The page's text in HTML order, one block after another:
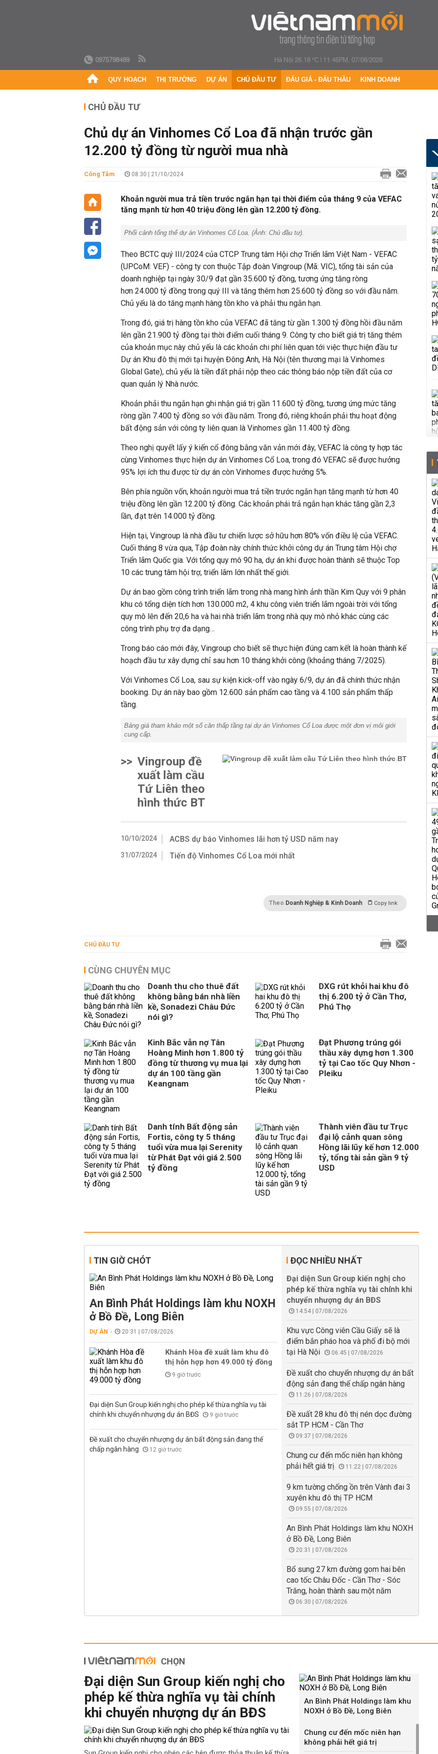
0975798489 Hà Nội 26.18 °C| 11:46PM, 07/08/2026
QUY HOẠCH THỊ TRƯỜNG DỰ ÁN CHỦ ĐẦU TƯ ĐẤU GIÁ - ĐẤU THẦU KINH DOANH
CHỦ ĐẦU TƯ
Chủ dự án Vinhomes Cổ Loa đã nhận trước gần
12.200 tỷ đồng từ người mua nhà
Công Tâm 08:30 | 21/10/2024
Khoản người mua trả tiền trước ngắn hạn tại thời điểm của tháng 9 của VEFAC
tăng mạnh từ hơn 40 triệu đồng lên gần 12.200 tỷ đồng.
Phối cảnh tổng thể dự án Vinhomes Cổ Loa. (Ảnh: Chủ đầu tư).
Theo BCTC quý III/2024 của CTCP Trung tâm Hội chợ Triển lãm Việt Nam - VEFAC
(UPCoM: VEF) - công ty con thuộc Tập đoàn Vingroup (Mã: VIC), tổng tài sản của
doanh nghiệp tại ngày 30/9 đạt gần 35.600 tỷ đồng, tương ứng tăng ròng
hơn 24.000 tỷ đồng trong quý III và tăng thêm hơn 25.600 tỷ đồng so với đầu năm.
Chủ yếu là do tăng mạnh hàng tồn kho và phải thu ngắn hạn.
Trong đó, giá trị hàng tồn kho của VEFAC đã tăng từ gần 1.300 tỷ đồng hồi đầu năm
lên gần 21.900 tỷ đồng tại thời điểm cuối tháng 9. Công ty cho biết giá trị tăng thêm
của khoản mục này chủ yếu là các khoản chi phí liên quan tới việc thực hiện đầu tư
Dự án Khu đô thị mới tại huyện Đông Anh, Hà Nội (tên thương mại là Vinhomes
Global Gate), chủ yếu là tiền đất phải nộp theo các thông báo nộp tiền đất của cơ
quan quản lý Nhà nước.
Khoản phải thu ngắn hạn ghi nhận giá trị gần 11.600 tỷ đồng, tương ứng mức tăng
ròng gần 7.400 tỷ đồng so với đầu năm. Trong đó, riêng khoản phải thu hoạt động
bất động sản với công ty liên quan là Vinhomes gần 11.400 tỷ đồng.
Theo nghị quyết lấy ý kiến cổ đông bằng văn vản mới đây, VEFAC là công ty hợp tác
cùng Vinhomes thực hiện dự án Vinhomes Cổ Loa, trong đó VEFAC sẽ được hưởng
95% lợi ích thu được từ dự án còn Vinhomes được hưởng 5%.
Bên phía nguồn vốn, khoản người mua trả tiền trước ngắn hạn tăng mạnh từ hơn 40
triệu đồng lên gần 12.200 tỷ đồng. Các khoản phái trả ngắn hạn khác tăng gần 2,3
lần, đạt trên 14.000 tỷ đồng.
Hiện tại, Vingroup là nhà đầu tư chiến lược sở hữu hơn 80% vốn điều lệ của VEFAC.
Cuối tháng 8 vừa qua, Tập đoàn này chính thức khởi công dự án Trung tâm Hội chợ
Triển lãm Quốc gia. Với tổng quy mô 90 ha, dự án khi được hoàn thành sẽ thuộc Top
10 các trung tâm hội trợ, triển lãm lớn nhất thế giới.
Dự án bao gồm công trình triển lãm trong nhà mang hình ảnh thần Kim Quy với 9 phân
khu có tổng diện tích hơn 130.000 m2, 4 khu công viên triển lãm ngoài trời với tổng
quy mô lên đến 20,6 ha và hai nhà triển lãm trong nhà quy mô nhỏ khác cùng các
công trình phụ trợ đa dạng…
Trong báo cáo mới đây, Vingroup cho biết sẽ thực hiện đúng cam kết là hoàn thành kế
hoạch đầu tư xây dựng chỉ sau hơn 10 tháng khởi công (khoảng tháng 7/2025).
Với Vinhomes Cổ Loa, sau sự kiện kick-off vào ngày 6/9, dự án đã chính thức nhận
booking. Dự án này bao gồm 12.600 sản phẩm cao tầng và 4.100 sản phẩm thấp
tầng.
Bảng giá tham khảo một số căn thấp tầng tại dự án Vinhomes Cổ Loa được một đơn vị môi giới
cung cấp.
>> Vingroup đề
xuất làm cầu
Tứ Liên theo
hình thức BT
10/10/2024 ACBS dự báo Vinhomes lãi hơn tỷ USD năm nay
31/07/2024 Tiến độ Vinhomes Cổ Loa mới nhất
Theo Doanh Nghiệp & Kinh Doanh Copy link
CHỦ ĐẦU TƯ
CÙNG CHUYÊN MỤC
Doanh thu cho thuê đất
không bằng bán nhà liền
kề, Sonadezi Châu Đức
nói gì?
DXG rút khỏi hai khu đô
thị 6.200 tỷ ở Cần Thơ,
Phú Thọ
Kinh Bắc vẫn nợ Tân
Hoàng Minh hơn 1.800 tỷ
đồng từ thương vụ mua lại
dự án 100 tầng gần
Keangnam
Đạt Phương trúng gói
thầu xây dựng hơn 1.300
tỷ tại Cao tốc Quy Nhơn -
Pleiku
Danh tính Bất động sản
Fortis, công ty 5 tháng
tuổi vừa mua lại Serenity
từ Phát Đạt với giá 2.500
tỷ đồng
Thành viên đầu tư Trục
đại lộ cảnh quan sông
Hồng lãi lũy kế hơn 12.000
tỷ, tổng tài sản gần 9 tỷ
USD
TIN GIỜ CHÓT
An Bình Phát Holdings làm khu NOXH
ở Bồ Đề, Long Biên
DỰ ÁN 20:31 | 07/08/2026
Khánh Hòa đề xuất làm khu đô
thị hỗn hợp hơn 49.000 tỷ đồng
9 giờ trước
Đại diện Sun Group kiến nghị cho phép kế thừa nghĩa vụ tài
chính khi chuyển nhượng dự án BĐS
9 giờ trước
Đề xuất cho chuyển nhượng dự án bất động sản đang thế
chấp ngân hàng
12 giờ trước
ĐỌC NHIỀU NHẤT
Đại diện Sun Group kiến nghị cho
phép kế thừa nghĩa vụ tài chính khi
chuyển nhượng dự án BĐS
14:54 | 07/08/2026
Khu vực Công viên Cầu Giấy sẽ là
điểm bắn pháo hoa và phố đi bộ mới
tại Hà Nội
06:45 | 07/08/2026
Đề xuất cho chuyển nhượng dự án bất
động sản đang thế chấp ngân hàng
11:26 | 07/08/2026
Đề xuất 28 khu đô thị nén dọc đường
sắt TP HCM - Cần Thơ
09:37 | 07/08/2026
Chung cư đến mốc niên hạn không
phải hết giá trị
11:22 | 07/08/2026
9 km tường chống ồn trên Vành đai 3
xuyên khu đô thị TP HCM
09:55 | 07/08/2026
An Bình Phát Holdings làm khu NOXH
ở Bồ Đề, Long Biên
20:31 | 07/08/2026
Bổ sung 27 km đường gom hai bên
cao tốc Châu Đốc - Cần Thơ - Sóc
Trăng, hoàn thành sau một năm
06:30 | 07/08/2026
CHỌN
Đại diện Sun Group kiến nghị cho
phép kế thừa nghĩa vụ tài chính
khi chuyển nhượng dự án BĐS
An Bình Phát Holdings làm khu
NOXH ở Bồ Đề, Long Biên
Chung cư đến mốc niên hạn
không phải hết giá trị